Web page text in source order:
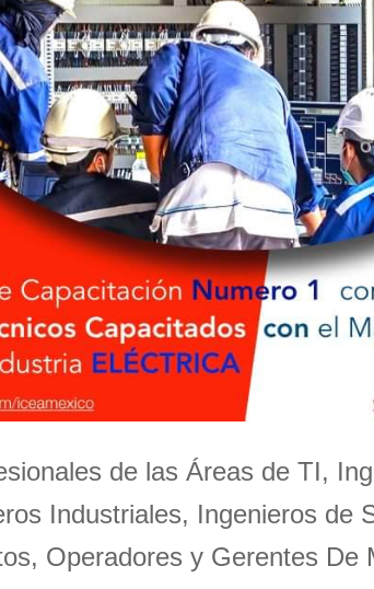
de las Áreas de TI,
Industriales, Ingenieros de
Operadores y Gerentes De